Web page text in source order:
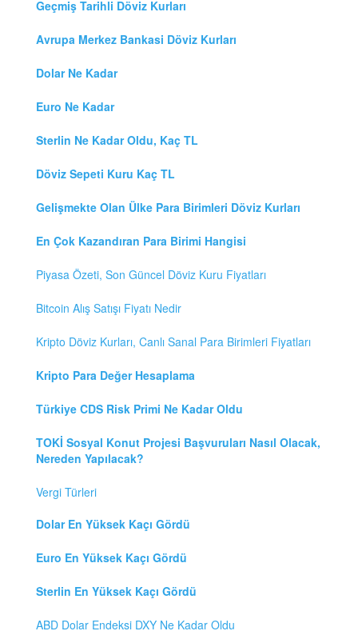
Geçmiş Tarihli Döviz Kurları
Avrupa Merkez Bankasi Döviz Kurları
Dolar Ne Kadar
Euro Ne Kadar
Sterlin Ne Kadar Oldu, Kaç TL
Döviz Sepeti Kuru Kaç TL
Gelişmekte Olan Ülke Para Birimleri Döviz Kurları
En Çok Kazandıran Para Birimi Hangisi
Piyasa Özeti, Son Güncel Döviz Kuru Fiyatları
Bitcoin Alış Satışı Fiyatı Nedir
Kripto Döviz Kurları, Canlı Sanal Para Birimleri Fiyatları
Kripto Para Değer Hesaplama
Türkiye CDS Risk Primi Ne Kadar Oldu
TOKİ Sosyal Konut Projesi Başvuruları Nasıl Olacak,
Nereden Yapılacak?
Vergi Türleri
Dolar En Yüksek Kaçı Gördü
Euro En Yüksek Kaçı Gördü
Sterlin En Yüksek Kaçı Gördü
ABD Dolar Endeksi DXY Ne Kadar Oldu